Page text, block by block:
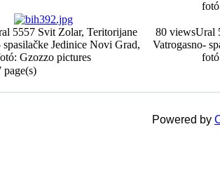
5557 Svit Zolar, Teritorijane
spasilačke Jedinice Novi Grad,
Gzozzo pictures
80 viewsUral
Vatrogasno-
page(s)
Powered by